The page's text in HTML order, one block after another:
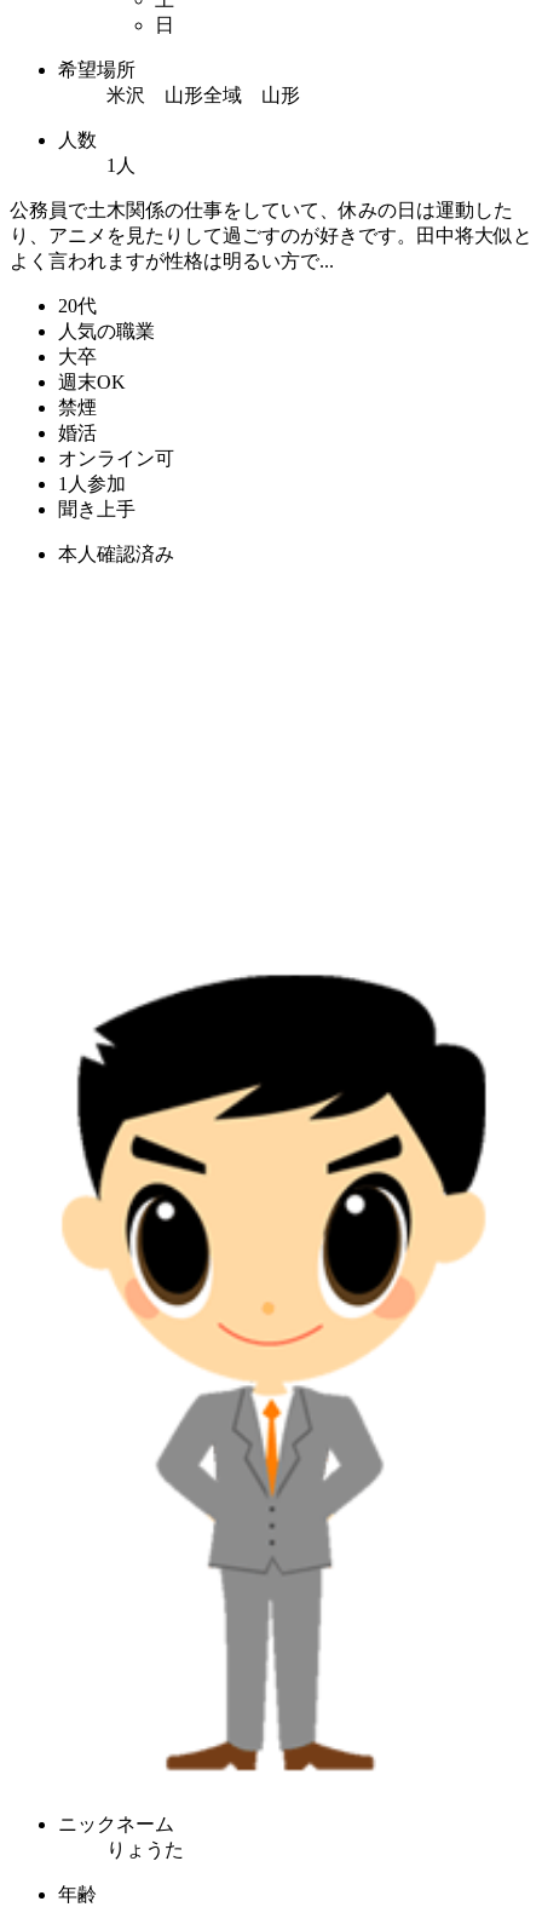
日
希望場所
米沢 山形全域 山形
人数
1人
公務員で土木関係の仕事をしていて、休みの日は運動した
り、アニメを見たりして過ごすのが好きです。田中将大似と
よく言われますが性格は明るい方で...
20代
人気の職業
大卒
週末OK
禁煙
婚活
オンライン可
1人参加
聞き上手
本人確認済み
ニックネーム
りょうた
年齢